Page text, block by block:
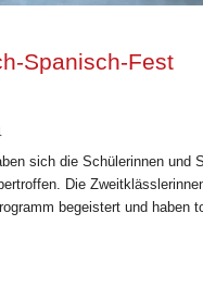
Spanisch-Fest
sich die Schülerinnen und
Die
begeistert und haben